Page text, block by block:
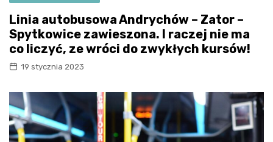
Linia autobusowa Andrychów – Zator –
Spytkowice zawieszona. I raczej nie ma
co liczyć, ze wróci do zwykłych kursów!
19 stycznia 2023